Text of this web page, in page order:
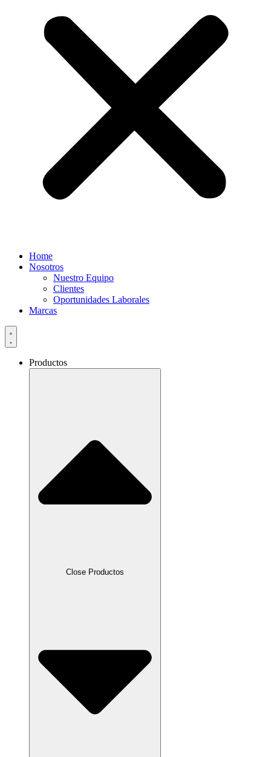
Home
Nosotros
Nuestro Equipo
Clientes
Oportunidades Laborales
Marcas
Productos
Close Productos